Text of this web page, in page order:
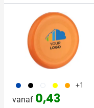
023 001 002 006 007 +1
vanaf 0,43